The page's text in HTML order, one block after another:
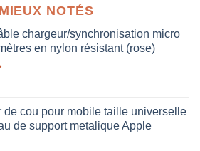
:
est :
19,00€.
NOTÉS
chargeur/synchronisation micro
en nylon résistant (rose)
de cou pour mobile taille universelle
de support metalique Apple